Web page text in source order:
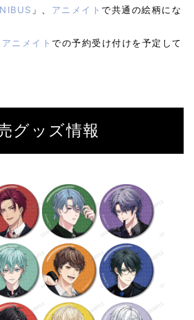
」、 アニメイト で共通の絵柄にな
アニメイト での予約受け付けを予定して
グッズ情報